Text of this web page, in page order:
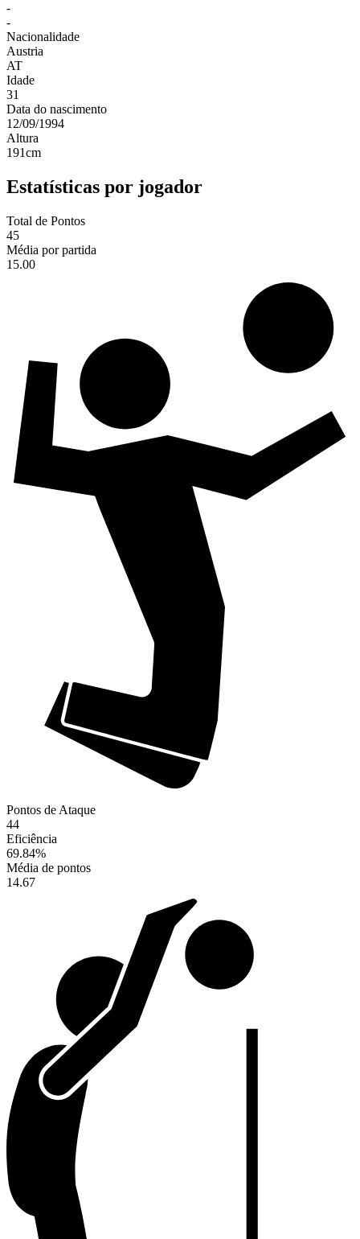
-
-
Nacionalidade
Austria
AT
Idade
31
Data do nascimento
12/09/1994
Altura
191cm
Estatísticas por jogador
Total de Pontos
45
Média por partida
15.00
Pontos de Ataque
44
Eficiência
69.84%
Média de pontos
14.67